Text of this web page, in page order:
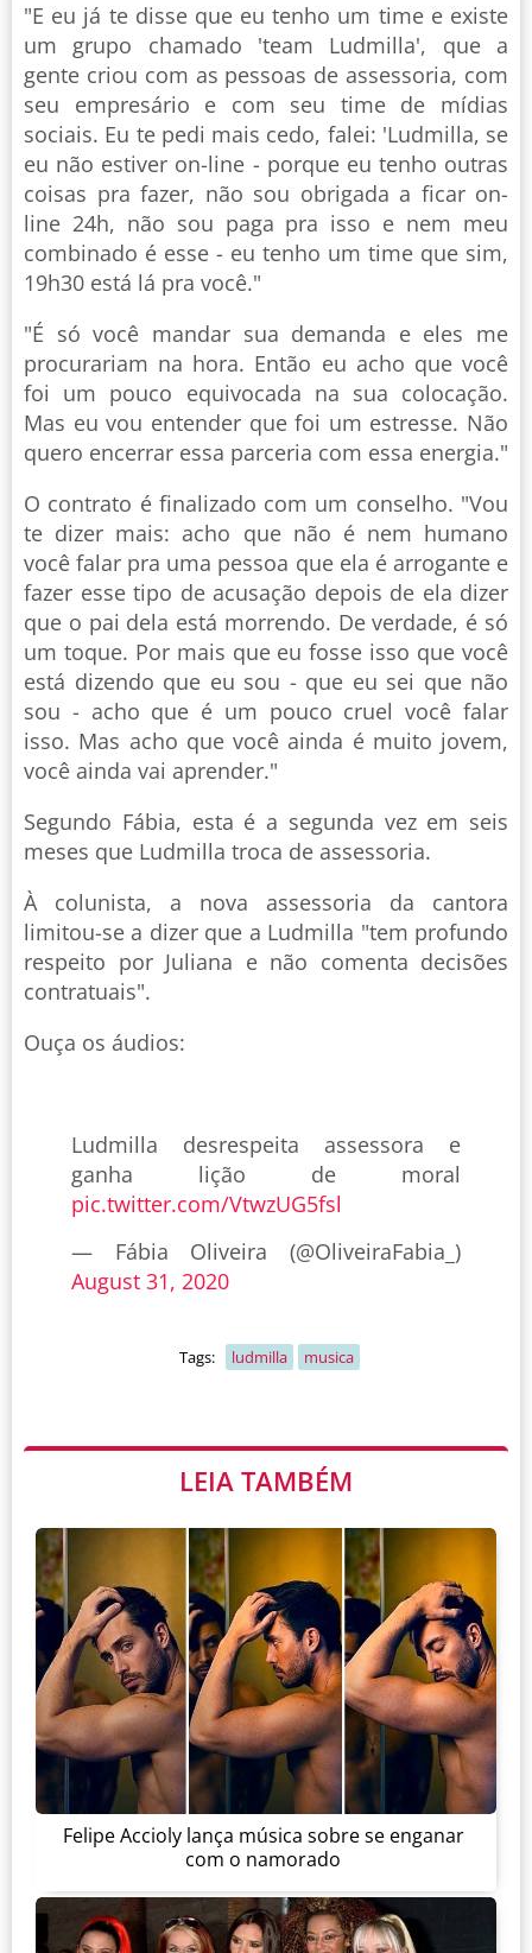
"E eu já te disse que eu tenho um time e existe
um grupo chamado 'team Ludmilla', que a
gente criou com as pessoas de assessoria, com
seu empresário e com seu time de mídias
sociais. Eu te pedi mais cedo, falei: 'Ludmilla, se
eu não estiver on-line - porque eu tenho outras
coisas pra fazer, não sou obrigada a ficar on-
line 24h, não sou paga pra isso e nem meu
combinado é esse - eu tenho um time que sim,
19h30 está lá pra você."
"É só você mandar sua demanda e eles me
procurariam na hora. Então eu acho que você
foi um pouco equivocada na sua colocação.
Mas eu vou entender que foi um estresse. Não
quero encerrar essa parceria com essa energia."
O contrato é finalizado com um conselho. "Vou
te dizer mais: acho que não é nem humano
você falar pra uma pessoa que ela é arrogante e
fazer esse tipo de acusação depois de ela dizer
que o pai dela está morrendo. De verdade, é só
um toque. Por mais que eu fosse isso que você
está dizendo que eu sou - que eu sei que não
sou - acho que é um pouco cruel você falar
isso. Mas acho que você ainda é muito jovem,
você ainda vai aprender."
Segundo Fábia, esta é a segunda vez em seis
meses que Ludmilla troca de assessoria.
À colunista, a nova assessoria da cantora
limitou-se a dizer que a Ludmilla "tem profundo
respeito por Juliana e não comenta decisões
contratuais".
Ouça os áudios:
Ludmilla desrespeita assessora e
ganha lição de moral
pic.twitter.com/VtwzUG5fsl
— Fábia Oliveira (@OliveiraFabia_)
August 31, 2020
Tags: ludmilla musica
LEIA TAMBÉM
Felipe Accioly lança música sobre se enganar
com o namorado